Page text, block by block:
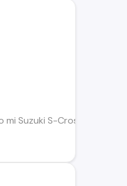
Suzuki S-Cross 1.6